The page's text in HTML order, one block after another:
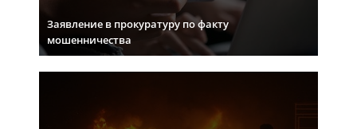
Заявление в прокуратуру по факту
мошенничества